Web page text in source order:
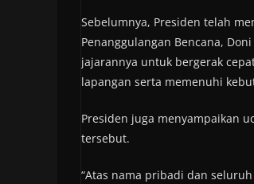
Sebelumnya, Presiden telah
Penanggulangan Bencana,
jajarannya untuk bergerak
lapangan serta memenuhi
Presiden juga menyampaikan
tersebut.
“Atas nama pribadi dan